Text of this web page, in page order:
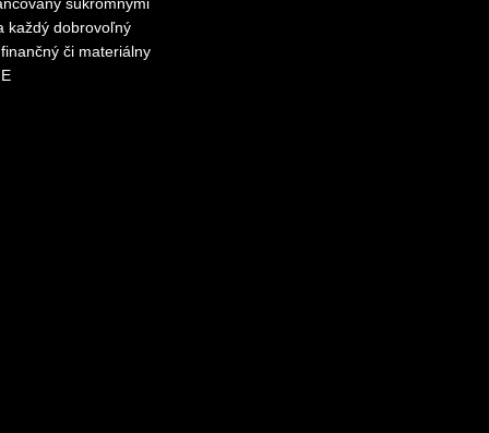
každý dobrovoľný
či materiálny